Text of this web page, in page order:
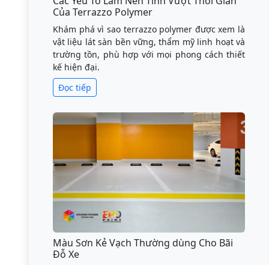
Của Terrazzo Polymer
Khám phá vì sao terrazzo polymer được xem là
vật liệu lát sàn bền vững, thẩm mỹ linh hoạt và
trường tồn, phù hợp với mọi phong cách thiết
kế hiện đại.
Đọc tiếp
Màu Sơn Kẻ Vạch Thường dùng Cho Bãi
Đỗ Xe